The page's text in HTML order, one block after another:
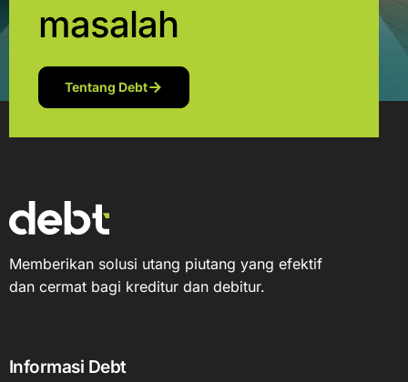
masalah
Tentang Debt
Memberikan solusi utang piutang yang efektif
dan cermat bagi kreditur dan debitur.
Informasi Debt